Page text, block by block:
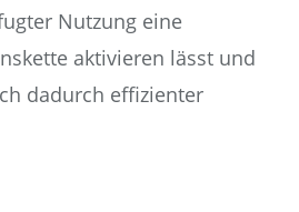
Nutzung eine
aktivieren lässt und
dadurch effizienter